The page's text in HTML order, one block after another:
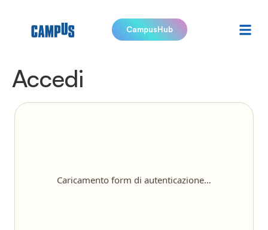
CampusHub
Accedi
Caricamento form di autenticazione…